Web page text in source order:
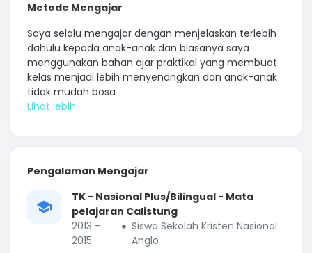
Metode Mengajar
Saya selalu mengajar dengan menjelaskan terlebih
dahulu kepada anak-anak dan biasanya saya
menggunakan bahan ajar praktikal yang membuat
kelas menjadi lebih menyenangkan dan anak-anak
tidak mudah bosa
Pengalaman Mengajar
TK - Nasional Plus/Bilingual - Mata
pelajaran Calistung
2013 -
2015
Siswa Sekolah Kristen Nasional
Anglo